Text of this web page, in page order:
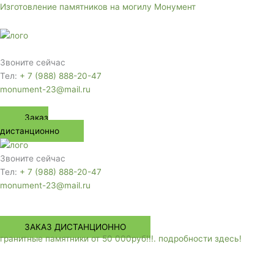
Перейти
содержимому
Изготовление памятников на могилу Монумент
Звоните сейчас
Тел: + 7 (988) 888-20-47
monument-23@mail.ru
Заказ
дистанционно
Звоните сейчас
Тел: + 7 (988) 888-20-47
monument-23@mail.ru
Меню
ЗАКАЗ ДИСТАНЦИОННО
гранитные памятники от 50 000руб!!!. подробности здесь!